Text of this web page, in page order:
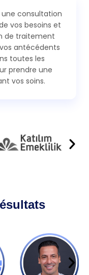
consultation
vos besoins et
de traitement
antécédents
toutes les
prendre une
vos soins.